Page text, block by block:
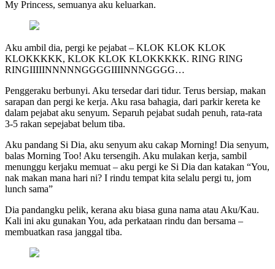
My Princess, semuanya aku keluarkan.
Aku ambil dia, pergi ke pejabat – KLOK KLOK KLOK
KLOKKKKK, KLOK KLOK KLOKKKKK. RING RING
RINGIIIIINNNNNGGGGIIIINNNGGGG…
Penggeraku berbunyi. Aku tersedar dari tidur. Terus bersiap, makan
sarapan dan pergi ke kerja. Aku rasa bahagia, dari parkir kereta ke
dalam pejabat aku senyum. Separuh pejabat sudah penuh, rata-rata
3-5 rakan sepejabat belum tiba.
Aku pandang Si Dia, aku senyum aku cakap Morning! Dia senyum,
balas Morning Too! Aku tersengih. Aku mulakan kerja, sambil
menunggu kerjaku memuat – aku pergi ke Si Dia dan katakan “You,
nak makan mana hari ni? I rindu tempat kita selalu pergi tu, jom
lunch sama”
Dia pandangku pelik, kerana aku biasa guna nama atau Aku/Kau.
Kali ini aku gunakan You, ada perkataan rindu dan bersama –
membuatkan rasa janggal tiba.